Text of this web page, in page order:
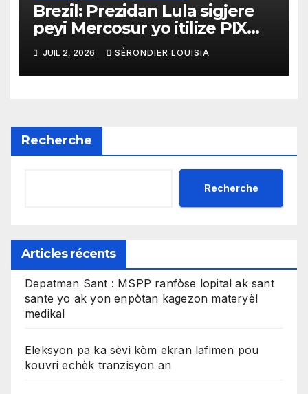
Brezil: Prezidan Lula sigjere
peyi Mercosur yo itilize PIX
kòm yon sistèm ekonomik
efikas pou fè tranzaksyon
gratis
JUIL 2, 2026 SÉRONDIER LOUISIA
Recherche
Recherche
Articles récents
Depatman Sant : MSPP ranfòse lopital ak sant
sante yo ak yon enpòtan kagezon materyèl
medikal
Eleksyon pa ka sèvi kòm ekran lafimen pou
kouvri echèk tranzisyon an